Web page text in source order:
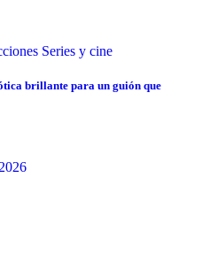
Series y cine
brillante para un guión que